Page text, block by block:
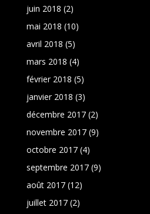
juin 2018 (2)
mai 2018 (10)
avril 2018 (5)
mars 2018 (4)
février 2018 (5)
janvier 2018 (3)
décembre 2017(2)
novembre 2017(9)
octobre 2017(4)
septembre 2017(9)
août 2017(12)
juillet 2017(2)